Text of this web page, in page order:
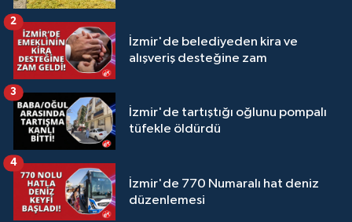
İzmir'de belediyeden kira ve
alışveriş desteğine zam
2
İzmir'de tartıştığı oğlunu pompalı
tüfekle öldürdü
3
İzmir'de 770 Numaralı hat deniz
düzenlemesi
4